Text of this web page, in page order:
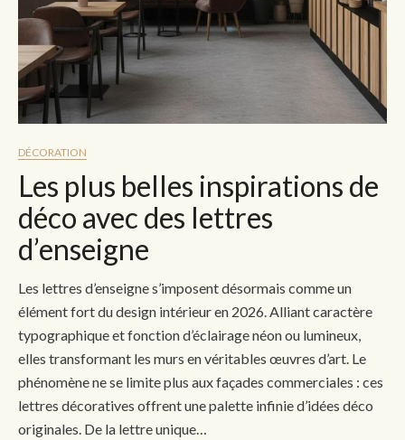
DÉCORATION
Les plus belles inspirations de
déco avec des lettres
d’enseigne
Les lettres d’enseigne s’imposent désormais comme un
élément fort du design intérieur en 2026. Alliant caractère
typographique et fonction d’éclairage néon ou lumineux,
elles transformant les murs en véritables œuvres d’art. Le
phénomène ne se limite plus aux façades commerciales : ces
lettres décoratives offrent une palette infinie d’idées déco
originales. De la lettre unique…